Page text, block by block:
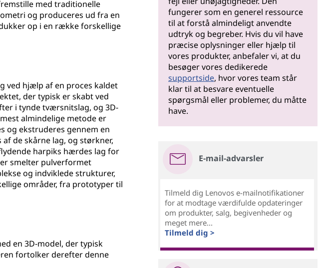
med traditionelle
og produceres ud fra en
op i en række forskellige
ved hjælp af en proces kaldet
der typisk er skabt ved
i tynde tværsnitslag, og 3D-
almindelige metode er
og ekstruderes gennem en
de skårne lag, og størkner,
harpiks hærdes lag for
smelter pulverformet
og indviklede strukturer,
områder, fra prototyper til
en 3D-model, der typisk
fortolker derefter denne
fungerer som en generel ressource
til at forstå almindeligt anvendte
udtryk og begreber. Hvis du vil have
præcise oplysninger eller hjælp til
vores produkter, anbefaler vi, at du
besøger vores dedikerede
supportside, hvor vores team står
klar til at besvare eventuelle
spørgsmål eller problemer, du måtte
have.
E-mail-advarsler
Tilmeld dig Lenovos e-mailnotifikationer
for at modtage værdifulde opdateringer
om produkter, salg, begivenheder og
meget mere...
Tilmeld dig >